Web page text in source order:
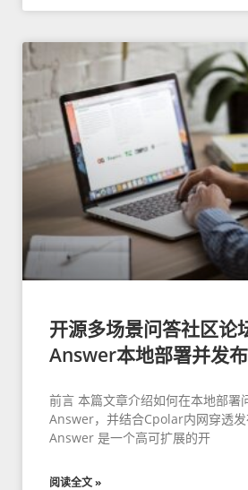
开源多场景问答社区论
Answer本地部署并发
前言 本篇文章介绍如何在本地部署
Answer，并结合Cpolar内网穿透发
Answer 是一个高可扩展的开
阅读全文 »